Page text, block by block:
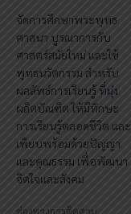
จัดการศึกษาพระพุทธ
ศาสนา บูรณาการกับ
ศาสตร์สมัยใหม่ และใช้
พุทธนวัตกรรม สำหรับ
ผลลัพธ์การเรียนรู้ ที่มุ่ง
ผลิตบัณฑิต ให้มีทักษะ
การเรียนรู้ตลอดชีวิต และ
เพียบพร้อมด้วยปัญญา
และคุณธรรม เพื่อพัฒนา
จิตใจและสังคม
ช่องทางการติดตาม